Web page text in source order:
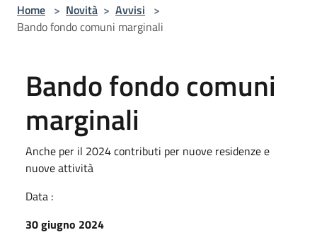
Home > Novità > Avvisi >
Bando fondo comuni marginali
Bando fondo comuni
marginali
Anche per il 2024 contributi per nuove residenze e
nuove attività
Data :
30 giugno 2024